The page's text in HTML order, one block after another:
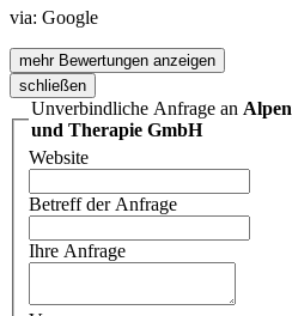
via: Google
mehr Bewertungen anzeigen
schließen
Unverbindliche Anfrage an
und Therapie GmbH
Website
Betreff der Anfrage
Ihre Anfrage